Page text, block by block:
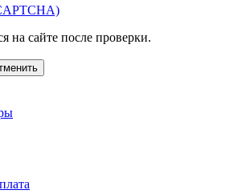
на сайте после проверки.